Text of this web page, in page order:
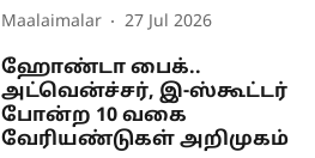
Maalaimalar 27 Jul 2026
ஹோண்டா பைக்..
அட்வென்ச்சர், இ-ஸ்கூட்டர்
போன்ற 10 வகை
வேரியண்டுகள் அறிமுகம்